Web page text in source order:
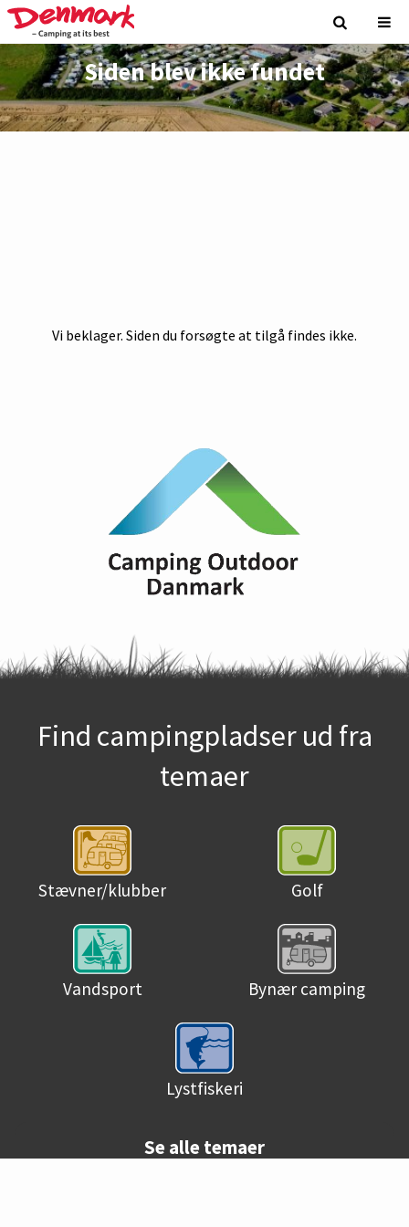
Siden blev ikke fundet
Vi beklager. Siden du forsøgte at tilgå findes ikke.
Find campingpladser ud fra
temaer
Stævner/klubber Golf
Vandsport Bynær camping
Lystfiskeri
Se alle temaer